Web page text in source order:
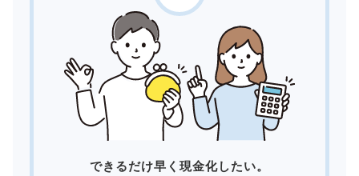
できるだけ早く現金化したい。